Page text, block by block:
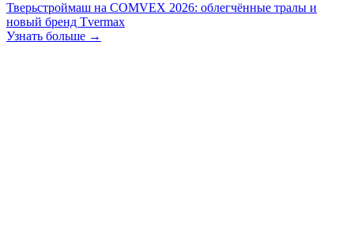
Тверьстроймаш на COMVEX 2026: облегчённые тралы и
новый бренд Tvermax
Узнать больше →